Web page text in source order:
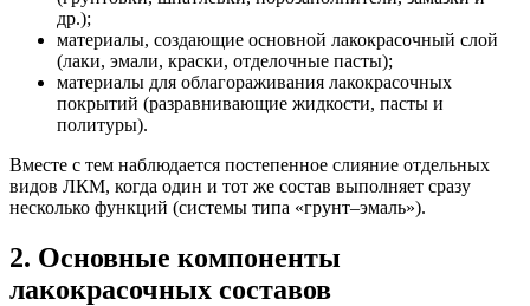
др.);
материалы, создающие основной лакокрасочный слой
(лаки, эмали, краски, отделочные пасты);
материалы для облагораживания лакокрасочных
покрытий (разравнивающие жидкости, пасты и
политуры).
Вместе с тем наблюдается постепенное слияние отдельных
видов ЛКМ, когда один и тот же состав выполняет сразу
несколько функций (системы типа «грунт–эмаль»).
2. Основные компоненты
лакокрасочных составов